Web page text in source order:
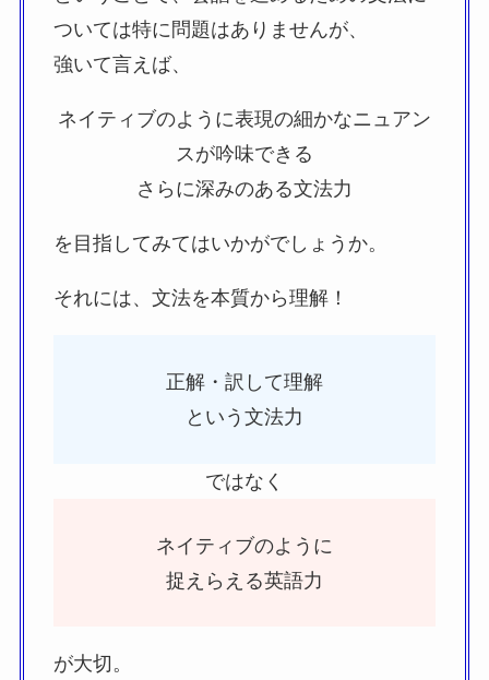
ついては特に問題はありませんが、
強いて言えば、
ネイティブのように表現の細かなニュアン
スが吟味できる
さらに深みのある文法力
を目指してみてはいかがでしょうか。
それには、文法を本質から理解！
正解・訳して理解
という文法力
ではなく
ネイティブのように
捉えらえる英語力
が大切。